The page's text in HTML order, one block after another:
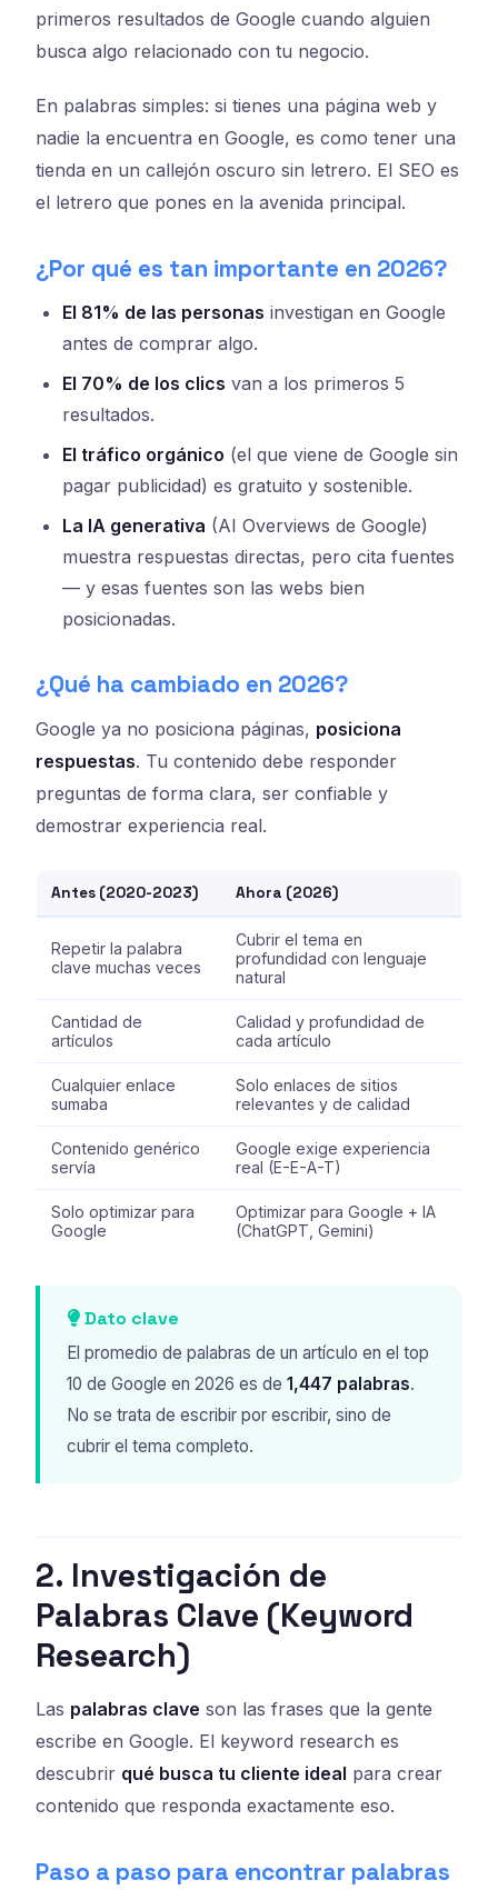
primeros resultados de Google cuando alguien
busca algo relacionado con tu negocio.
En palabras simples: si tienes una página web y
nadie la encuentra en Google, es como tener una
tienda en un callejón oscuro sin letrero. El SEO es
el letrero que pones en la avenida principal.
¿Por qué es tan importante en 2026?
El 81% de las personas investigan en Google
antes de comprar algo.
El 70% de los clics van a los primeros 5
resultados.
El tráfico orgánico (el que viene de Google sin
pagar publicidad) es gratuito y sostenible.
La IA generativa (AI Overviews de Google)
muestra respuestas directas, pero cita fuentes
— y esas fuentes son las webs bien
posicionadas.
¿Qué ha cambiado en 2026?
Google ya no posiciona páginas, posiciona
respuestas. Tu contenido debe responder
preguntas de forma clara, ser confiable y
demostrar experiencia real.
Antes (2020-2023) Ahora (2026)
Repetir la palabra
clave muchas veces
Cubrir el tema en
profundidad con lenguaje
natural
Cantidad de
artículos
Calidad y profundidad de
cada artículo
Cualquier enlace
sumaba
Solo enlaces de sitios
relevantes y de calidad
Contenido genérico
servía
Google exige experiencia
real (E-E-A-T)
Solo optimizar para
Google
Optimizar para Google + IA
(ChatGPT, Gemini)
Dato clave
El promedio de palabras de un artículo en el top
10 de Google en 2026 es de 1,447 palabras.
No se trata de escribir por escribir, sino de
cubrir el tema completo.
2. Investigación de
Palabras Clave (Keyword
Research)
Las palabras clave son las frases que la gente
escribe en Google. El keyword research es
descubrir qué busca tu cliente ideal para crear
contenido que responda exactamente eso.
Paso a paso para encontrar palabras